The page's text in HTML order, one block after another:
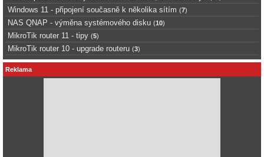
Windows 11 - připojení současně k několika sítím (7)
NAS QNAP - výměna systémového disku (10)
MikroTik router 11 - tipy (5)
MikroTik router 10 - upgrade routeru (3)
Reklama